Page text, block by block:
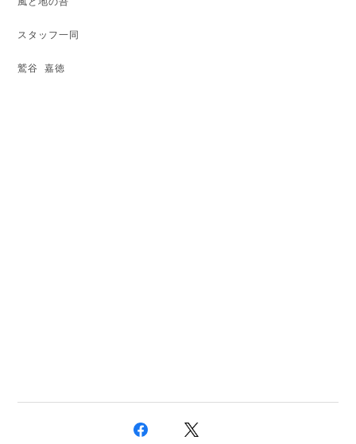
スタッフ一同
鷲谷 嘉徳